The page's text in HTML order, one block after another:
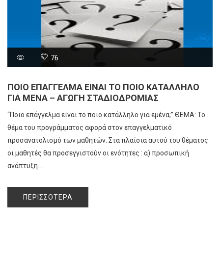
76
ΠΟΙΟ ΕΠΑΓΓΕΛΜΑ ΕΙΝΑΙ ΤΟ ΠΟΙΟ ΚΑΤΑΛΛΗΛΟ
ΓΙΑ ΜΕΝΑ – ΑΓΩΓΗ ΣΤΑΔΙΟΔΡΟΜΙΑΣ
“Ποιο επάγγελμα είναι το ποιο κατάλληλο για εμένα;” ΘΕΜΑ: Το
θέμα του προγράμματος αφορά στον επαγγελματικό
προσανατολισμό των μαθητών. Στα πλαίσια αυτού του θέματος
οι μαθητές θα προσεγγιστούν οι ενότητες : α) προσωπική
ανάπτυξη...
ΠΕΡΙΣΣΌΤΕΡΑ